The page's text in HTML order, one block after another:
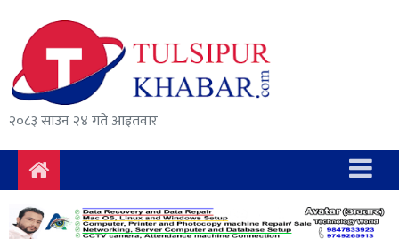
२०८३ साउन २४ गते आइतवार
समाचार
राजनीति
सुरक्षा/
अपराध
दुर्घटना
विचार